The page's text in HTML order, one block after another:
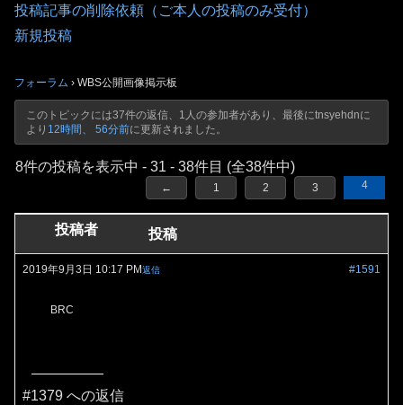
投稿記事の削除依頼（ご本人の投稿のみ受付）
新規投稿
フォーラム › WBS公開画像掲示板
このトピックには37件の返信、1人の参加者があり、最後にtnsyehdnに
より 12時間、 56分前に更新されました。
8件の投稿を表示中 - 31 - 38件目 (全38件中)
← 1 2 3 4
投稿者 投稿
2019年9月3日 10:17 PM #1591
返信
BRC
#1379 への返信